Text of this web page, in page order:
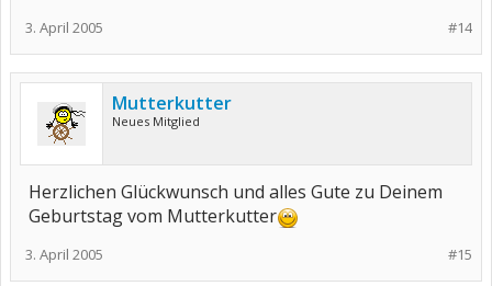
#14
3. April 2005
Mutterkutter
Neues Mitglied
Herzlichen Glückwunsch und alles Gute zu Deinem
Geburtstag vom Mutterkutter
#15
3. April 2005